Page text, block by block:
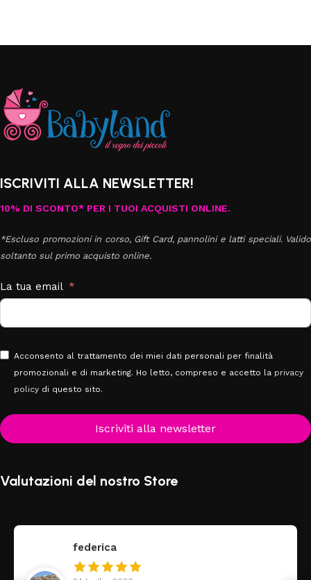
ISCRIVITI ALLA NEWSLETTER!
10% DI SCONTO* PER I TUOI ACQUISTI ONLINE.
*Escluso promozioni in corso, Gift Card, pannolini e latti speciali. Valido
soltanto sul primo acquisto online.
La tua email
Acconsento al trattamento dei miei dati personali per finalità
promozionali e di marketing. Ho letto, compreso e accetto la privacy
policy di questo sito.
Iscriviti alla newsletter
Valutazioni del nostro Store
federica